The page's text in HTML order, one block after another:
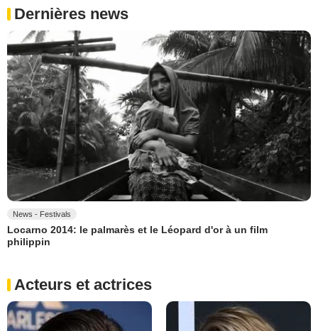
Dernières news
News - Festivals
Locarno 2014: le palmarès et le Léopard d'or à un film
philippin
Acteurs et actrices